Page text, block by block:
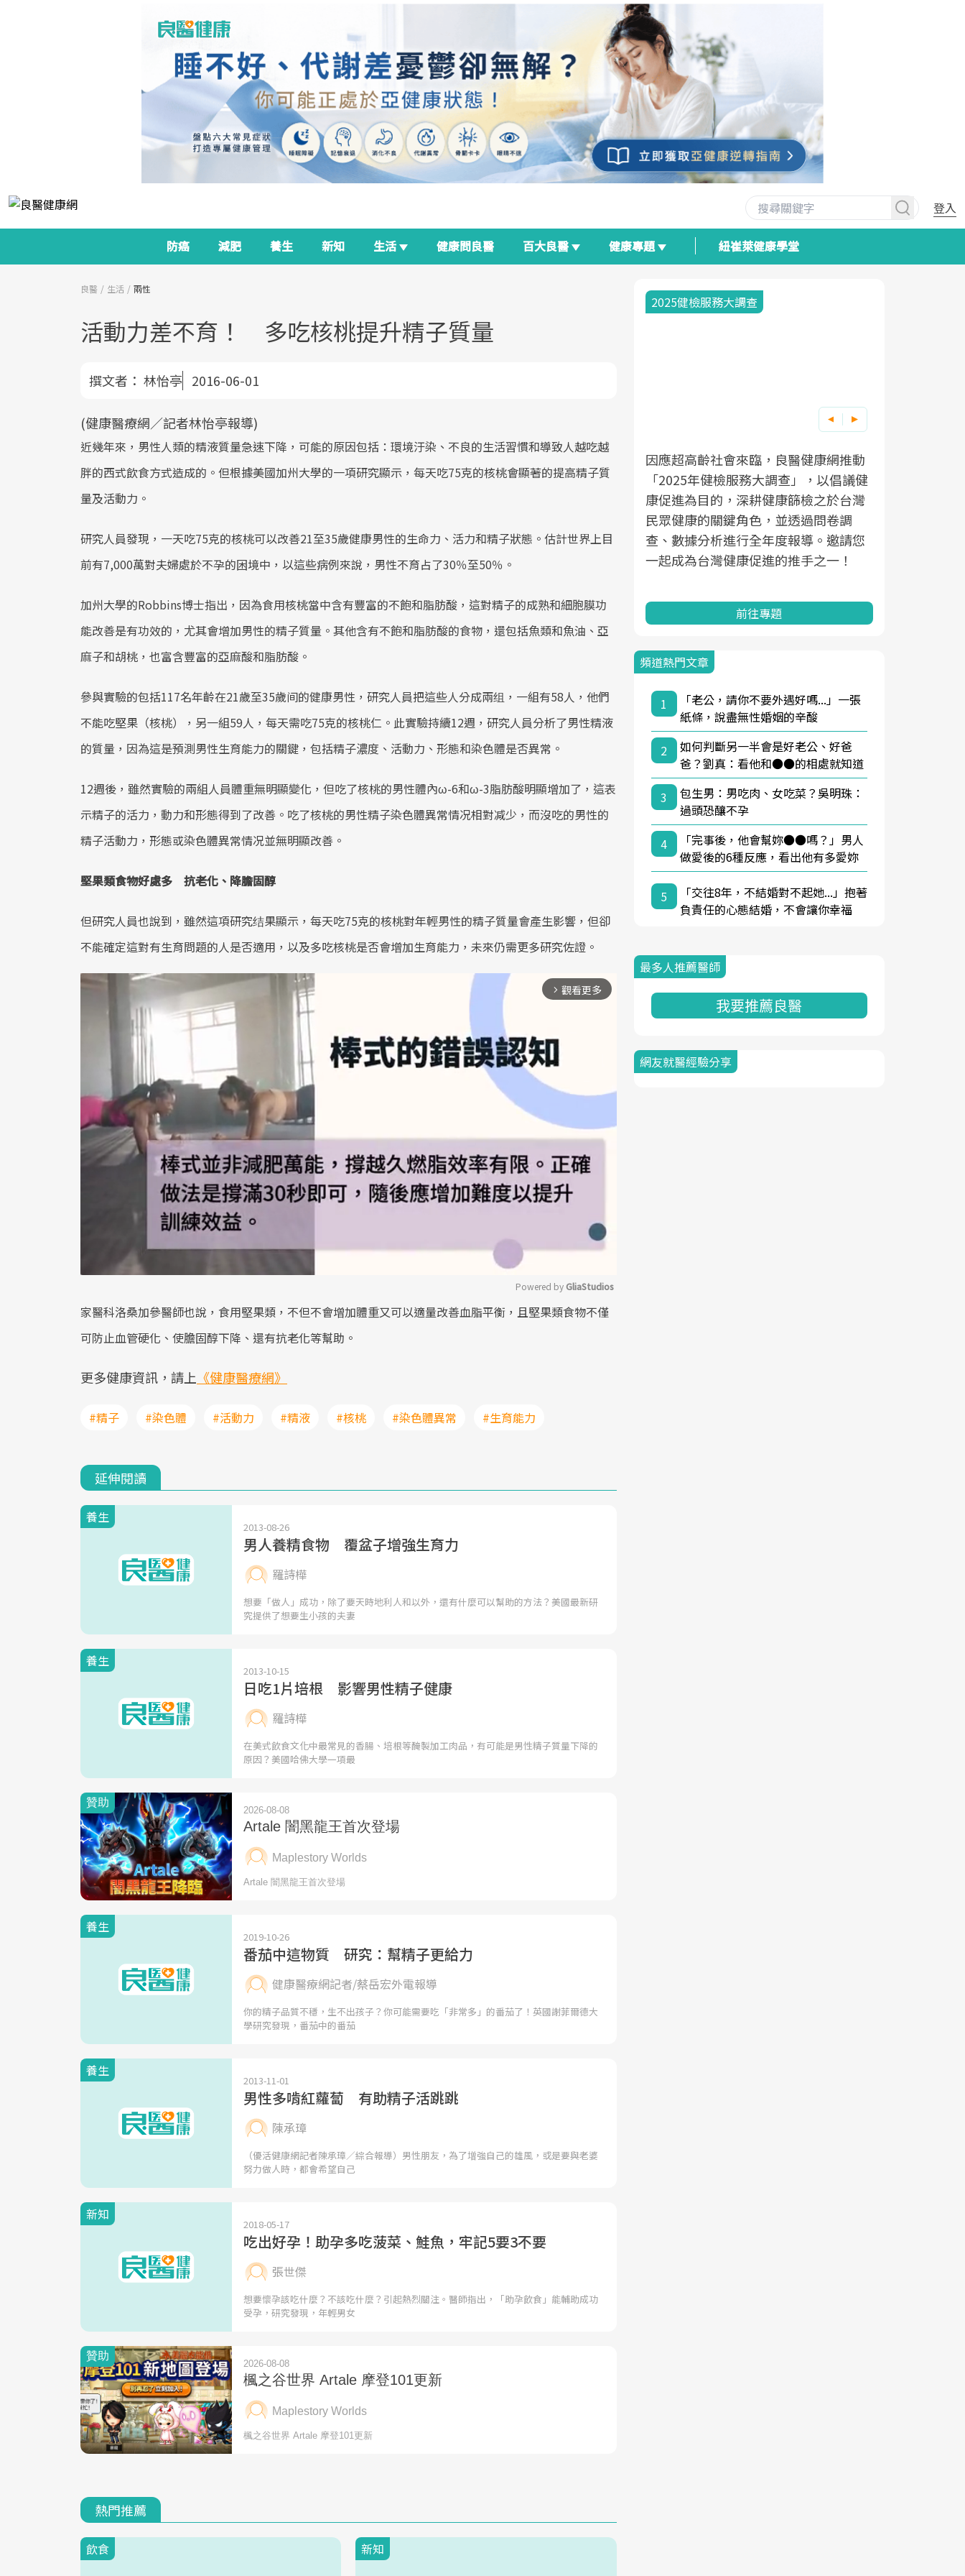
登入
防癌 減肥 養生 新知 生活 健康問良醫 百大良醫 健康專題 紐崔萊健康學堂
良醫 生活 兩性
活動力差不育！ 多吃核桃提升精子質量
撰文者： 林怡亭 2016-06-01
(健康醫療網／記者林怡亭報導)
近幾年來，男性人類的精液質量急速下降，可能的原因包括：環境汙染、不良的生活習慣和導致人越吃越
胖的西式飲食方式造成的。但根據美國加州大學的一項研究顯示，每天吃75克的核桃會顯著的提高精子質
量及活動力。
研究人員發現，一天吃75克的核桃可以改善21至35歲健康男性的生命力、活力和精子狀態。估計世界上目
前有7,000萬對夫婦處於不孕的困境中，以這些病例來說，男性不育占了30％至50％。
加州大學的Robbins博士指出，因為食用核桃當中含有豐富的不飽和脂肪酸，這對精子的成熟和細胞膜功
能改善是有功效的，尤其會增加男性的精子質量。其他含有不飽和脂肪酸的食物，還包括魚類和魚油、亞
麻子和胡桃，也富含豐富的亞麻酸和脂肪酸。
參與實驗的包括117名年齡在21歲至35歲间的健康男性，研究人員把這些人分成兩组，一組有58人，他們
不能吃堅果（核桃），另一組59人，每天需吃75克的核桃仁。此實驗持續12週，研究人員分析了男性精液
的質量，因為這是預測男性生育能力的關鍵，包括精子濃度、活動力、形態和染色體是否異常。
12週後，雖然實驗的兩組人員體重無明顯變化，但吃了核桃的男性體內ω-6和ω-3脂肪酸明顯增加了，這表
示精子的活力，動力和形態得到了改善。吃了核桃的男性精子染色體異常情况相對减少，而沒吃的男性的
精子活動力，形態或染色體異常情况並無明顯改善。
堅果類食物好處多 抗老化、降膽固醇
但研究人員也說到，雖然這項研究结果顯示，每天吃75克的核桃對年輕男性的精子質量會產生影響，但卻
不能確定這對有生育問題的人是否適用，以及多吃核桃是否會增加生育能力，未來仍需更多研究佐證。
arrow_forward_ios 觀看更多
Powered by GliaStudios
家醫科洛桑加參醫師也說，食用堅果類，不但不會增加體重又可以適量改善血脂平衡，且堅果類食物不僅
可防止血管硬化、使膽固醇下降、還有抗老化等幫助。
更多健康資訊，請上 《健康醫療網》
#精子 #染色體 #活動力 #精液 #核桃 #染色體異常 #生育能力
延伸閱讀
養生
2013-08-26
男人養精食物 覆盆子增強生育力
羅詩樺
想要「做人」成功，除了要天時地利人和以外，還有什麼可以幫助的方法？美國最新研
究提供了想要生小孩的夫妻
養生
2013-10-15
日吃1片培根 影響男性精子健康
羅詩樺
在美式飲食文化中最常見的香腸、培根等醃製加工肉品，有可能是男性精子質量下降的
原因？美國哈佛大學一項最
養生
2019-10-26
番茄中這物質 研究：幫精子更給力
健康醫療網記者/蔡岳宏外電報導
你的精子品質不穩，生不出孩子？你可能需要吃「非常多」的番茄了！英國謝菲爾德大
學研究發現，番茄中的番茄
養生
2013-11-01
男性多啃紅蘿蔔 有助精子活跳跳
陳承璋
（優活健康網記者陳承璋／綜合報導）男性朋友，為了增強自己的雄風，或是要與老婆
努力做人時，都會希望自己
新知
2018-05-17
吃出好孕！助孕多吃菠菜、鮭魚，牢記5要3不要
張世傑
想要懷孕該吃什麼？不該吃什麼？引起熱烈關注。醫師指出，「助孕飲食」能輔助成功
受孕，研究發現，年輕男女
熱門推薦
飲食 新知
面對超高齡社會的浪潮，台灣正在快速
邁向「健康照護」的新時代。隨著國家
關注的核心議題。然而，健檢不只是醫
療院所的服務，更是民眾了解自身健康
前往專題
2025年，就到良醫生活祭體驗「一站式
健康新生活」，從講座、體驗到運動，
前往專題
良醫健康網從「換季的身體變化」出
發，透過醫學觀點與日常感受的對話，
前往專題
根據不同性別與年齡，帶你找到過去、
現在、未來的健康節點，理解身體的變
前往專題
2025健檢服務大調查
因應超高齡社會來臨，良醫健康網推動
「2025年健檢服務大調查」，以倡議健
康促進為目的，深耕健康篩檢之於台灣
民眾健康的關鍵角色，並透過問卷調
查、數據分析進行全年度報導。邀請您
一起成為台灣健康促進的推手之一！
前往專題
頻道熱門文章
1
「老公，請你不要外遇好嗎...」一張
紙條，說盡無性婚姻的辛酸
2
如何判斷另一半會是好老公、好爸
爸？劉真：看他和●●的相處就知道
3
包生男：男吃肉、女吃菜？吳明珠：
過頭恐釀不孕
4
「完事後，他會幫妳●●嗎？」男人
做愛後的6種反應，看出他有多愛妳
5
「交往8年，不結婚對不起她...」抱著
負責任的心態結婚，不會讓你幸福
最多人推薦醫師
我要推薦良醫
網友就醫經驗分享